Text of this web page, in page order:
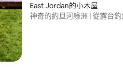
East Jordan的小木屋
神奇的約旦河綠洲 | 從露台釣